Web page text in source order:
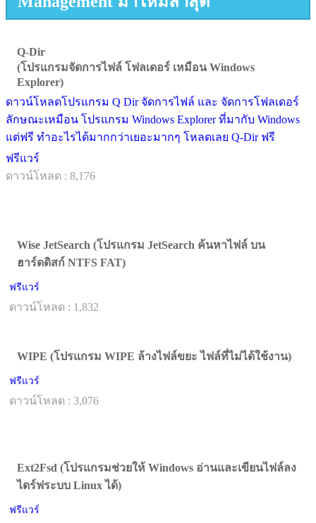
Q-Dir
(โปรแกรมจัดการไฟล์ โฟลเดอร์ เหมือน Windows
Explorer)
ดาวน์โหลดโปรแกรม Q Dir จัดการไฟล์ และ จัดการโฟลเดอร์
ลักษณะเหมือน โปรแกรม Windows Explorer ที่มากับ Windows
แต่ฟรี ทำอะไรได้มากกว่าเยอะมากๆ โหลดเลย Q-Dir ฟรี
ฟรีแวร์
ดาวน์โหลด : 8,176
Wise JetSearch (โปรแกรม JetSearch ค้นหาไฟล์ บน
ฮาร์ดดิสก์ NTFS FAT)
ฟรีแวร์
ดาวน์โหลด : 1,832
WIPE (โปรแกรม WIPE ล้างไฟล์ขยะ ไฟล์ที่ไม่ได้ใช้งาน)
ฟรีแวร์
ดาวน์โหลด : 3,076
Ext2Fsd (โปรแกรมช่วยให้ Windows อ่านและเขียนไฟล์ลง
ไดร์ฟระบบ Linux ได้)
ฟรีแวร์